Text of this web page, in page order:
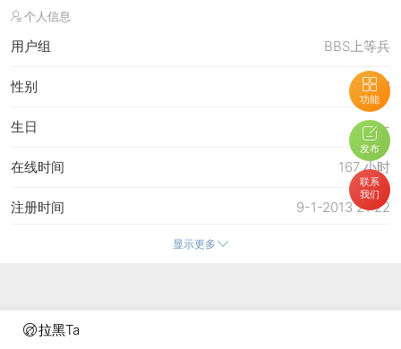
拉黑Ta
功能
发布
联系
我们
个人信息
用户组 BBS上等兵
保密
性别
-
生日
167 小时
在线时间
9-1-2013 21:22
注册时间
上次发表时间
显示更多